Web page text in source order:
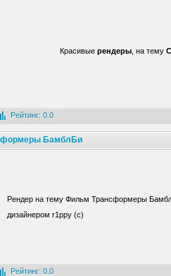
Красивые рендеры , на тему
Рейтинг: 0.0
БамблБи
Рендер на тему Фильм Трансформеры
дизайнером r1ppy (c)
Рейтинг: 0.0